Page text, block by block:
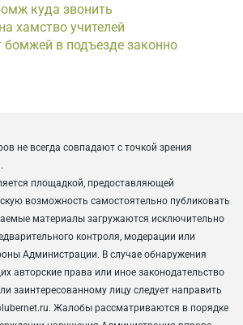
куда звонить
хамство учителей
бомжей в подъезде законно
не всегда совпадают с точкой зрения
площадкой, предоставляющей
возможность самостоятельно публиковать
материалы загружаются исключительно
контроля, модерации или
Администрации. В случае обнаружения
авторские права или иное законодательство
заинтересованному лицу следует направить
Жалобы рассматриваются в порядке